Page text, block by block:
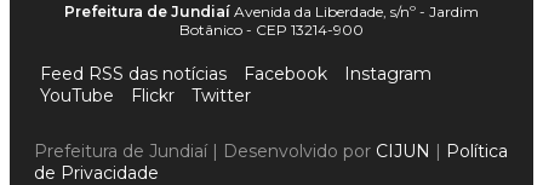
Prefeitura de Jundiaí Avenida da Liberdade, s/nº - Jardim
Botânico - CEP 13214-900
Feed RSS das notícias Facebook
Instagram
YouTube
Flickr Twitter
Prefeitura de Jundiaí | Desenvolvido por CIJUN | Política
de Privacidade